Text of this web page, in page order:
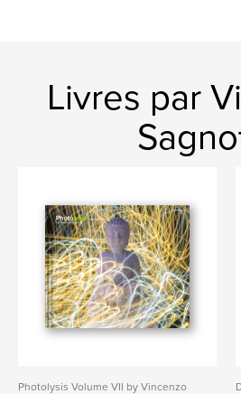
Livres par
Photolysis Volume VII by Vincenzo